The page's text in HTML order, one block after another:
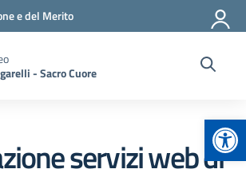
e del Merito
- Sacro Cuore
servizi web di